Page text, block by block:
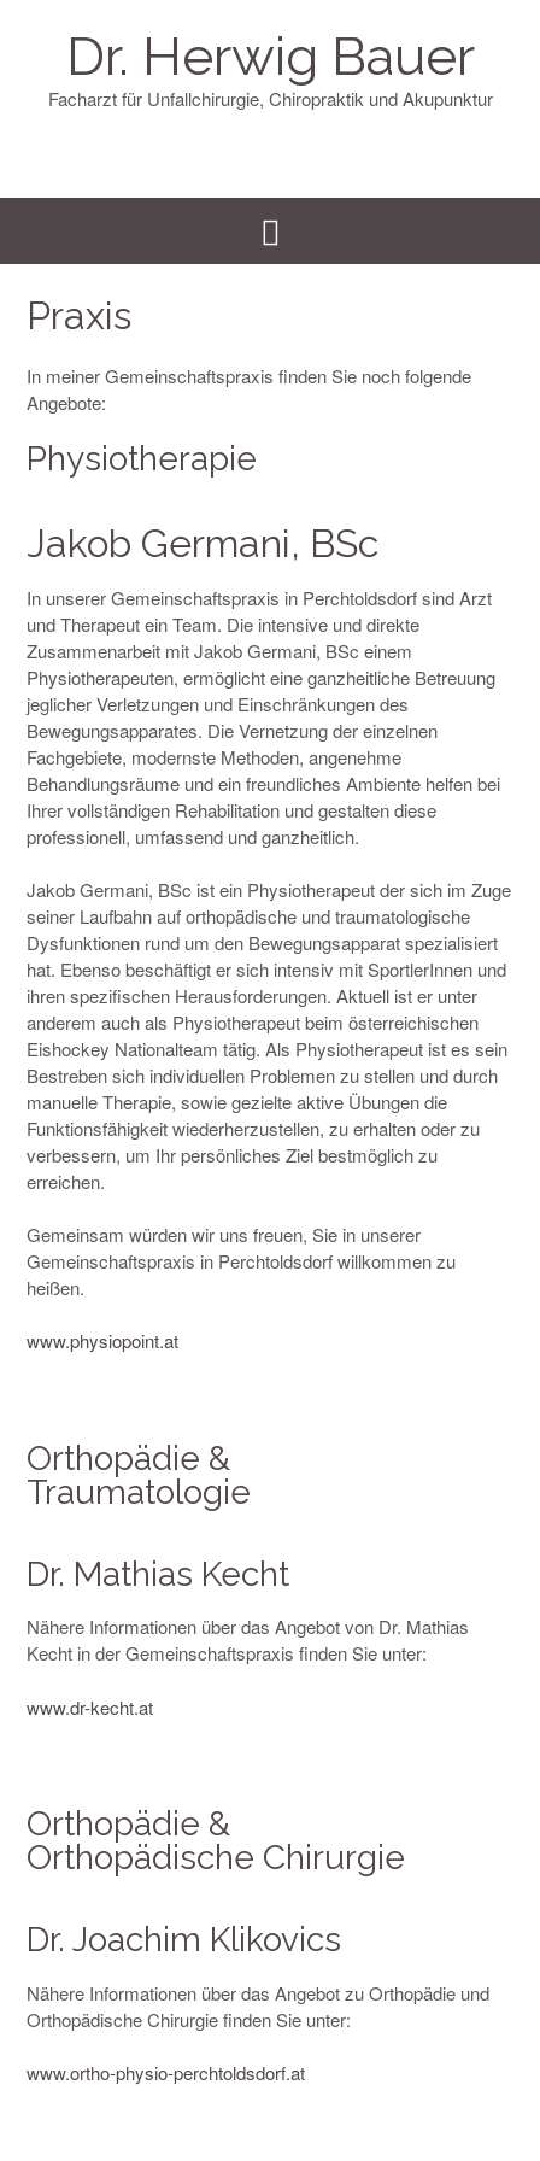
Dr. Herwig Bauer
Facharzt für Unfallchirurgie, Chiropraktik und Akupunktur
Praxis
In meiner Gemeinschaftspraxis finden Sie noch folgende
Angebote:
Physiotherapie
Jakob Germani, BSc
In unserer Gemeinschaftspraxis in Perchtoldsdorf sind Arzt
und Therapeut ein Team. Die intensive und direkte
Zusammenarbeit mit Jakob Germani, BSc einem
Physiotherapeuten, ermöglicht eine ganzheitliche Betreuung
jeglicher Verletzungen und Einschränkungen des
Bewegungsapparates. Die Vernetzung der einzelnen
Fachgebiete, modernste Methoden, angenehme
Behandlungsräume und ein freundliches Ambiente helfen bei
Ihrer vollständigen Rehabilitation und gestalten diese
professionell, umfassend und ganzheitlich.
Jakob Germani, BSc ist ein Physiotherapeut der sich im Zuge
seiner Laufbahn auf orthopädische und traumatologische
Dysfunktionen rund um den Bewegungsapparat spezialisiert
hat. Ebenso beschäftigt er sich intensiv mit SportlerInnen und
ihren spezifischen Herausforderungen. Aktuell ist er unter
anderem auch als Physiotherapeut beim österreichischen
Eishockey Nationalteam tätig. Als Physiotherapeut ist es sein
Bestreben sich individuellen Problemen zu stellen und durch
manuelle Therapie, sowie gezielte aktive Übungen die
Funktionsfähigkeit wiederherzustellen, zu erhalten oder zu
verbessern, um Ihr persönliches Ziel bestmöglich zu
erreichen.
Gemeinsam würden wir uns freuen, Sie in unserer
Gemeinschaftspraxis in Perchtoldsdorf willkommen zu
heißen.
www.physiopoint.at
Orthopädie &
Traumatologie
Dr. Mathias Kecht
Nähere Informationen über das Angebot von Dr. Mathias
Kecht in der Gemeinschaftspraxis finden Sie unter:
www.dr-kecht.at
Orthopädie &
Orthopädische Chirurgie
Dr. Joachim Klikovics
Nähere Informationen über das Angebot zu Orthopädie und
Orthopädische Chirurgie finden Sie unter:
www.ortho-physio-perchtoldsdorf.at